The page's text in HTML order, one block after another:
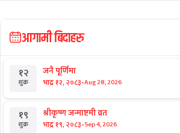
आगामी बिदाहरु
१२
शुक्र
जनै पूर्णिमा
भाद्र १२, २०८३-Aug 28, 2026
१९
शुक्र
श्रीकृष्ण जन्माष्टमी व्रत
भाद्र १९, २०८३-Sep 4, 2026